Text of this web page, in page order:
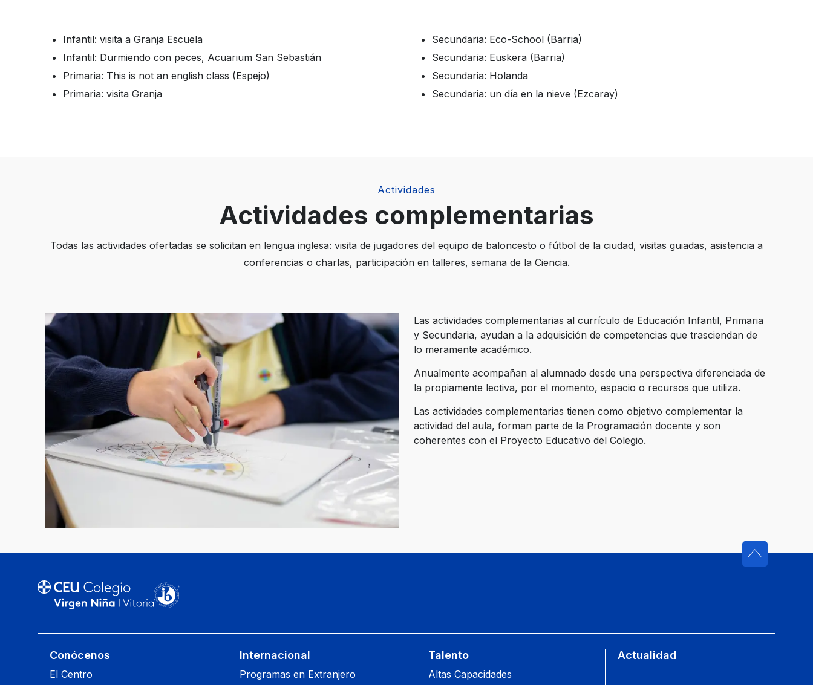
Infantil: visita a Granja Escuela
Infantil: Durmiendo con peces, Acuarium San Sebastián
Primaria: This is not an english class (Espejo)
Primaria: visita Granja
Secundaria: Eco-School (Barria)
Secundaria: Euskera (Barria)
Secundaria: Holanda
Secundaria: un día en la nieve (Ezcaray)
Actividades
Actividades complementarias
Todas las actividades ofertadas se solicitan en lengua inglesa: visita de jugadores del equipo de baloncesto o fútbol de la ciudad, visitas guiadas, asistencia a
conferencias o charlas, participación en talleres, semana de la Ciencia.
Las actividades complementarias al currículo de Educación Infantil, Primaria
y Secundaria, ayudan a la adquisición de competencias que trasciendan de
lo meramente académico.
Anualmente acompañan al alumnado desde una perspectiva diferenciada de
la propiamente lectiva, por el momento, espacio o recursos que utiliza.
Las actividades complementarias tienen como objetivo complementar la
actividad del aula, forman parte de la Programación docente y son
coherentes con el Proyecto Educativo del Colegio.
Conócenos
El Centro
Internacional
Programas en Extranjero
Talento
Altas Capacidades
Actualidad